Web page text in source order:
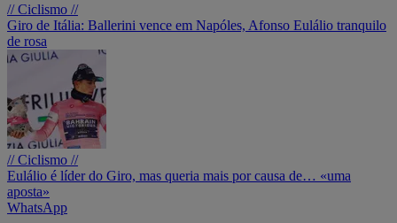
// Ciclismo //
Giro de Itália: Ballerini vence em Napóles, Afonso Eulálio tranquilo
de rosa
// Ciclismo //
Eulálio é líder do Giro, mas queria mais por causa de… «uma
aposta»
WhatsApp